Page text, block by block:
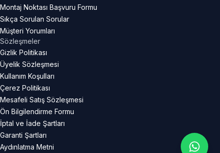
Montaj Noktası Başvuru Formu
Sıkça Sorulan Sorular
Müşteri Yorumları
Sözleşmeler
Gizlik Politikası
Üyelik Sözleşmesi
Kullanım Koşulları
Çerez Politikası
Mesafeli Satış Sözleşmesi
Ön Bilgilendirme Formu
İptal ve İade Şartları
Garanti Şartları
Aydınlatma Metni